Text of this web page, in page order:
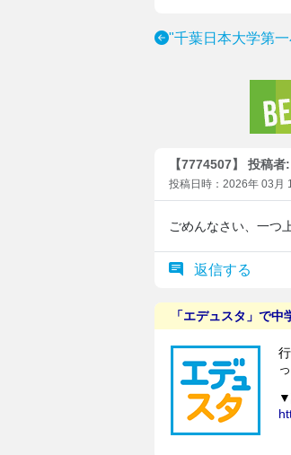
"千葉日本大学第
【7774507】 投稿
投稿日時：2026年 03月
ごめんなさい、一つ
返信する